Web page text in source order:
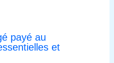
payé au
et